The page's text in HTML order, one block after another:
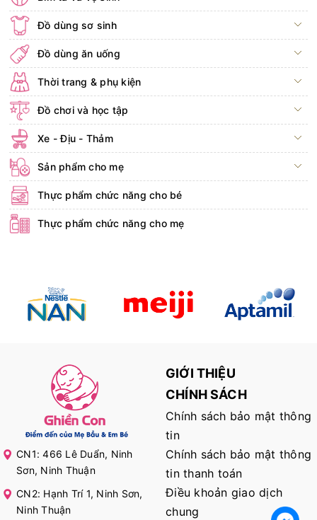
Đồ dùng sơ sinh
Đồ dùng ăn uống
Thời trang & phụ kiện
Đồ chơi và học tập
Xe - Địu - Thảm
Sản phẩm cho mẹ
Thực phẩm chức năng cho bé
Thực phẩm chức năng cho mẹ
CN1: 466 Lê Duẩn, Ninh
Sơn, Ninh Thuận
CN2: Hạnh Trí 1, Ninh Sơn,
Ninh Thuận
GIỚI THIỆU
CHÍNH SÁCH
Chính sách bảo mật thông
tin
Chính sách bảo mật thông
tin thanh toán
Điều khoản giao dịch
chung